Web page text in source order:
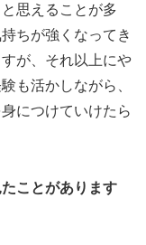
思えることが多
ちが強くなってき
が、それ以上にや
も活かしながら、
につけていけたら
ことがあります